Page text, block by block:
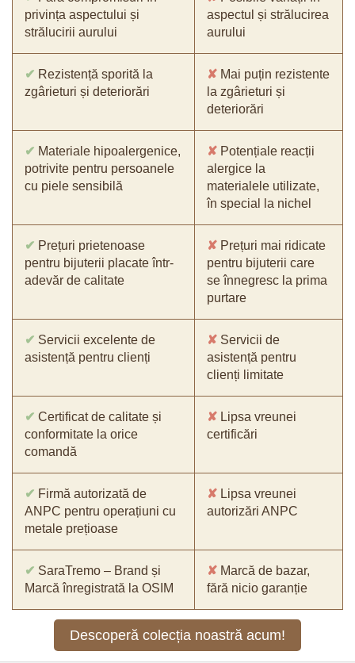
privința aspectului și
strălucirii aurului
aspectul și strălucirea
aurului
✔ Rezistență sporită la
zgârieturi și deteriorări
✘ Mai puțin rezistente
la zgârieturi și
deteriorări
✔ Materiale hipoalergenice,
potrivite pentru persoanele
cu piele sensibilă
✘ Potențiale reacții
alergice la
materialele utilizate,
în special la nichel
✔ Prețuri prietenoase
pentru bijuterii placate într-
adevăr de calitate
✘ Prețuri mai ridicate
pentru bijuterii care
se înnegresc la prima
purtare
✔ Servicii excelente de
asistență pentru clienți
✘ Servicii de
asistență pentru
clienți limitate
✔ Certificat de calitate și
conformitate la orice
comandă
✘ Lipsa vreunei
certificări
✔ Firmă autorizată de
ANPC pentru operațiuni cu
metale prețioase
✘ Lipsa vreunei
autorizări ANPC
✔ SaraTremo – Brand și
Marcă înregistrată la OSIM
✘ Marcă de bazar,
fără nicio garanție
Descoperă colecția noastră acum!